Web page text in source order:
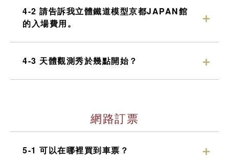
4-2 請告訴我立體鐵道模型京都JAPAN館
的入場費用。
4-3 天體觀測秀於幾點開始？
網路訂票
5-1 可以在哪裡買到車票？